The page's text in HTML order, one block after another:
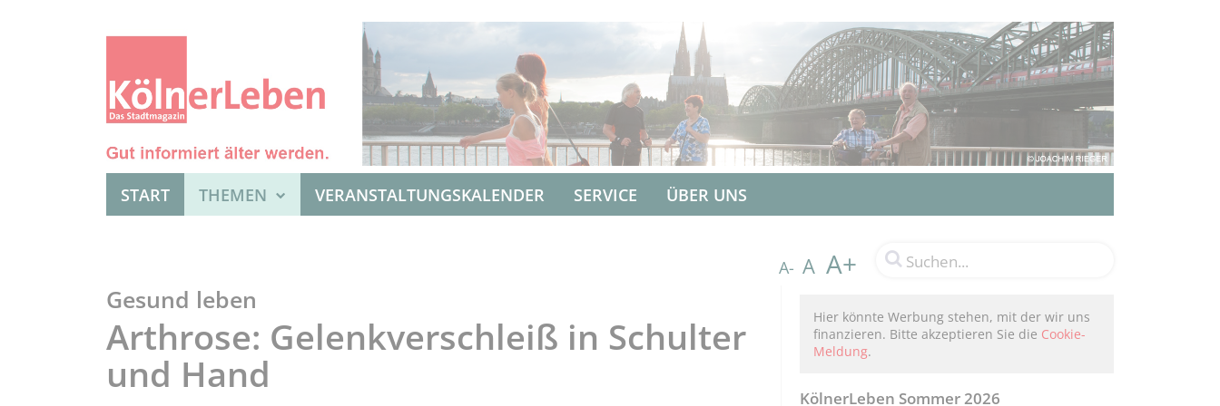
START THEMEN VERANSTALTUNGSKALENDER SERVICE ÜBER UNS
A- A A+
Gesund leben
Arthrose: Gelenkverschleiß in Schulter
und Hand
Hier könnte Werbung stehen, mit der wir uns
finanzieren. Bitte akzeptieren Sie die Cookie-
Meldung.
KölnerLeben Sommer 2026